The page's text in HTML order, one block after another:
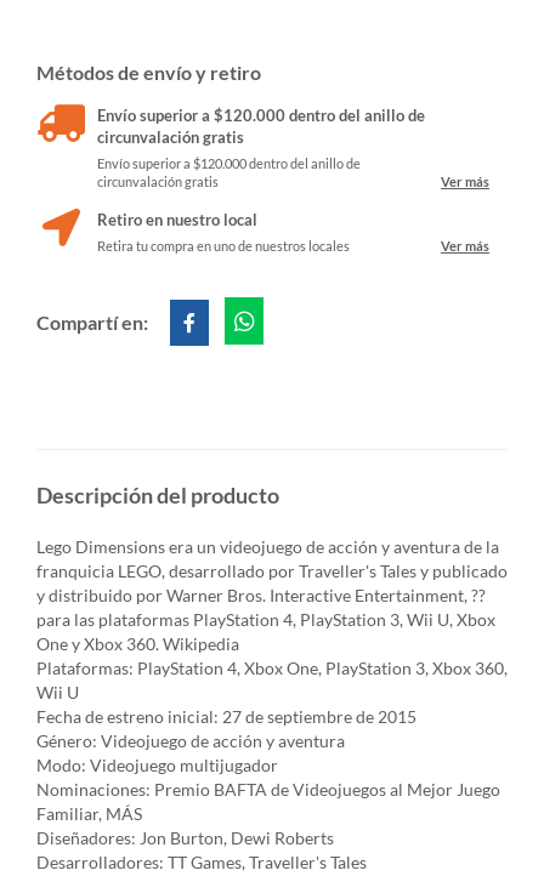
Métodos de envío y retiro
Envío superior a $120.000 dentro del anillo de
circunvalación gratis
Envío superior a $120.000 dentro del anillo de
circunvalación gratis
Ver más
Retiro en nuestro local
Retira tu compra en uno de nuestros locales Ver más
Compartí en:
Descripción del producto
Lego Dimensions era un videojuego de acción y aventura de la
franquicia LEGO, desarrollado por Traveller's Tales y publicado
y distribuido por Warner Bros. Interactive Entertainment, ??
para las plataformas PlayStation 4, PlayStation 3, Wii U, Xbox
One y Xbox 360. Wikipedia
Plataformas: PlayStation 4, Xbox One, PlayStation 3, Xbox 360,
Wii U
Fecha de estreno inicial: 27 de septiembre de 2015
Género: Videojuego de acción y aventura
Modo: Videojuego multijugador
Nominaciones: Premio BAFTA de Videojuegos al Mejor Juego
Familiar, MÁS
Diseñadores: Jon Burton, Dewi Roberts
Desarrolladores: TT Games, Traveller's Tales